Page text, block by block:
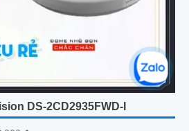
DS-2CD2935FWD-I